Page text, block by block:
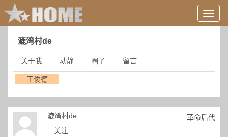
用
户
漉湾村de
关于我 动静 圈子 留言
王俊德
漉湾村de
关注
革命后代